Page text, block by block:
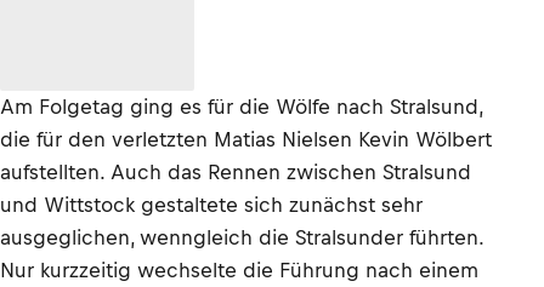
Am Folgetag ging es für die Wölfe nach Stralsund,
die für den verletzten Matias Nielsen Kevin Wölbert
aufstellten. Auch das Rennen zwischen Stralsund
und Wittstock gestaltete sich zunächst sehr
ausgeglichen, wenngleich die Stralsunder führten.
Nur kurzzeitig wechselte die Führung nach einem